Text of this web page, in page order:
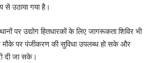
से उठाया गया है।
पर उद्योग हितधारकों के लिए जागरूकता शिविर भी
पर पंजीकरण की सुविधा उपलब्ध हो सके और
दी जा सके।